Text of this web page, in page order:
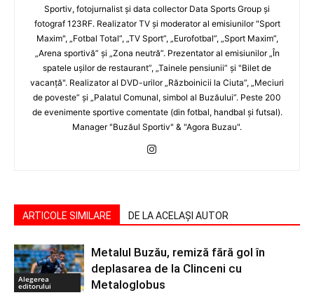
Sportiv, fotojurnalist şi data collector Data Sports Group şi
fotograf 123RF. Realizator TV şi moderator al emisiunilor "Sport
Maxim", „Fotbal Total”, „TV Sport”, „Eurofotbal”, „Sport Maxim”,
„Arena sportivă” şi „Zona neutră”. Prezentator al emisiunilor „În
spatele uşilor de restaurant”, „Tainele pensiunii” şi "Bilet de
vacanţă". Realizator al DVD-urilor „Războinicii la Ciuta”, „Meciuri
de poveste” şi „Palatul Comunal, simbol al Buzăului”. Peste 200
de evenimente sportive comentate (din fotbal, handbal şi futsal).
Manager "Buzăul Sportiv" & "Agora Buzau".
ARTICOLE SIMILARE DE LA ACELAȘI AUTOR
Alegerea
editorului
Metalul Buzău, remiză fără gol în
deplasarea de la Clinceni cu
Metaloglobus